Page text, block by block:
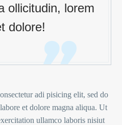
ollicitudin, lorem
dolore!
adi pisicing elit, sed do
et dolore magna aliqua. Ut
ullamco laboris nisiut